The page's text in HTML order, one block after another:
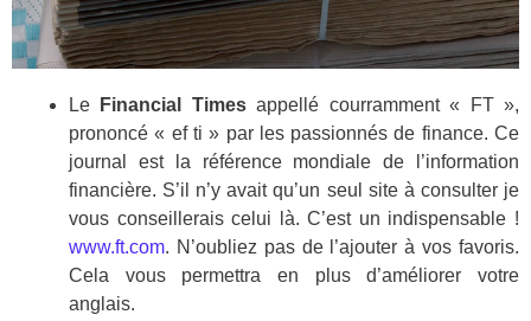
Le Financial Timesappellé courramment « FT »,
prononcé « ef ti » par les passionnés de finance. Ce
journal est la référence mondiale de l’information
financière. S’il n’y avait qu’un seul site à consulter je
vous conseillerais celui là. C’est un indispensable !
www.ft.com. N’oubliez pas de l’ajouter à vos favoris.
Cela vous permettra en plus d’améliorer votre
anglais.